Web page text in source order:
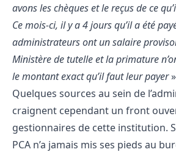
avons les chèques et le reçus de ce
Ce mois-ci, il y a 4 jours qu’il a été
administrateurs ont un salaire
Ministère de tutelle et la primature
le montant exact qu’il faut leur payer
Quelques sources au sein de
craignent cependant un front
gestionnaires de cette institution.
PCA n’a jamais mis ses pieds au